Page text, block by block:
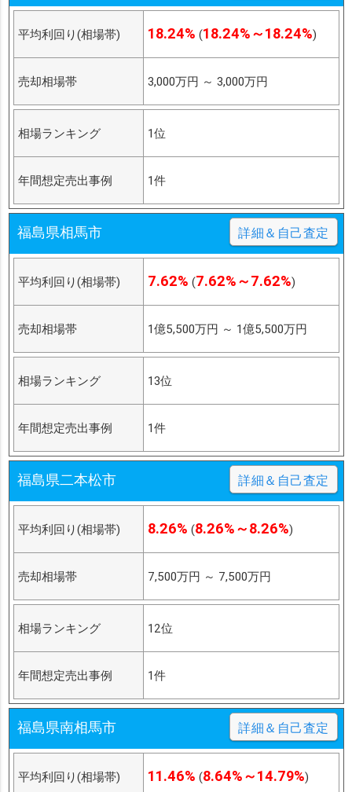
平均利回り(相場帯) 18.24% (18.24%～18.24%)
売却相場帯 3,000万円 ～ 3,000万円
相場ランキング 1位
年間想定売出事例 1件
福島県相馬市 詳細＆自己査定
平均利回り(相場帯) 7.62% (7.62%～7.62%)
売却相場帯 1億5,500万円 ～ 1億5,500万円
相場ランキング 13位
年間想定売出事例 1件
福島県二本松市 詳細＆自己査定
平均利回り(相場帯) 8.26% (8.26%～8.26%)
売却相場帯 7,500万円 ～ 7,500万円
相場ランキング 12位
年間想定売出事例 1件
福島県南相馬市 詳細＆自己査定
平均利回り(相場帯) 11.46% (8.64%～14.79%)